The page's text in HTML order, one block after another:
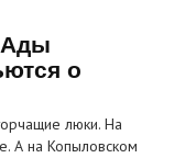
Ады
о
люки. На
А на Копыловском